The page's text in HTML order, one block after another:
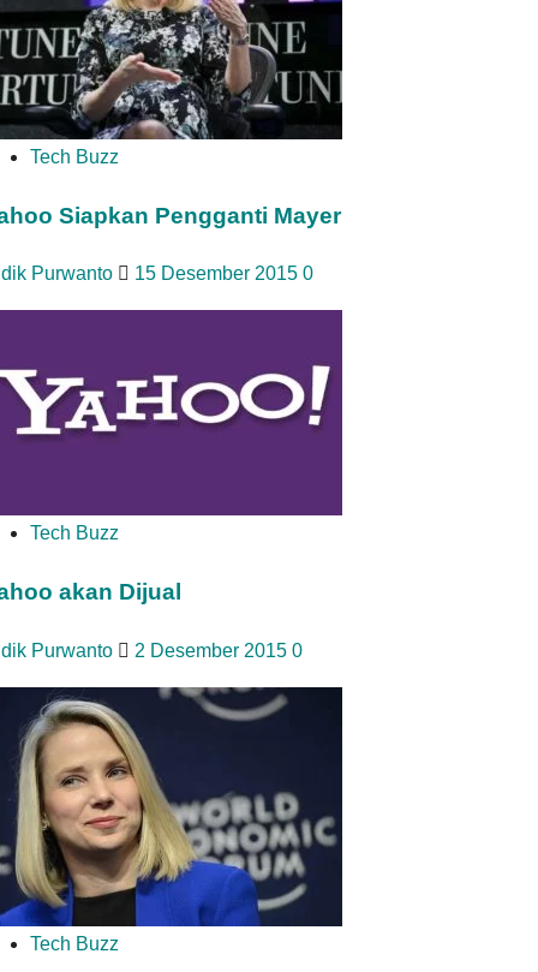
Tech Buzz
Siapkan Pengganti Mayer
Purwanto 15 Desember 2015 0
Tech Buzz
akan Dijual
Purwanto 2 Desember 2015 0
Tech Buzz